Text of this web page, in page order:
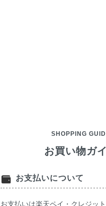
SHOPPING
お買い物ガ
お支払いについて
お支払いは楽天ペイ・クレジット